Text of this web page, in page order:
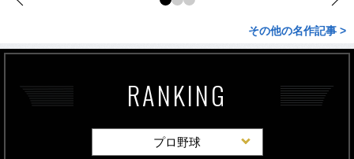
その他の名作記事 >
RANKING
プロ野球